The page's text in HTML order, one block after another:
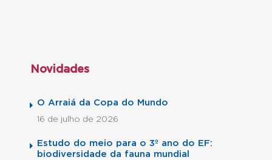
Novidades
O Arraiá da Copa do Mundo
16 de julho de 2026
Estudo do meio para o 3º ano do EF:
biodiversidade da fauna mundial